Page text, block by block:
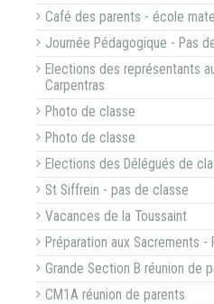
Café des parents - école
Journée Pédagogique - Pas
Elections des représentants
Carpentras
Photo de classe
Photo de classe
Elections des Délégués de
St Siffrein - pas de classe
Vacances de la Toussaint
Préparation aux Sacrements
Grande Section B réunion de
CM1A réunion de parents